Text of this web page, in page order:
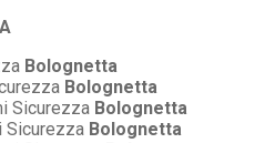
Bolognetta
Bolognetta
Sicurezza Bolognetta
Sicurezza Bolognetta